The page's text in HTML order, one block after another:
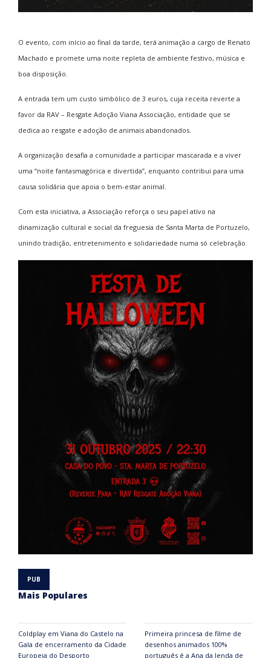
O evento, com início ao final da tarde, terá animação a cargo de Renato
Machado e promete uma noite repleta de ambiente festivo, música e
boa disposição.
A entrada tem um custo simbólico de 3 euros, cuja receita reverte a
favor da RAV – Resgate Adoção Viana Associação, entidade que se
dedica ao resgate e adoção de animais abandonados.
A organização desafia a comunidade a participar mascarada e a viver
uma “noite fantasmagórica e divertida”, enquanto contribui para uma
causa solidária que apoia o bem-estar animal.
Com esta iniciativa, a Associação reforça o seu papel ativo na
dinamização cultural e social da freguesia de Santa Marta de Portuzelo,
unindo tradição, entretenimento e solidariedade numa só celebração.
Mais Populares
Coldplay em Viana do Castelo na
Gala de encerramento da Cidade
Europeia do Desporto
Primeira princesa de filme de
desenhos animados 100%
português é a Ana da lenda de